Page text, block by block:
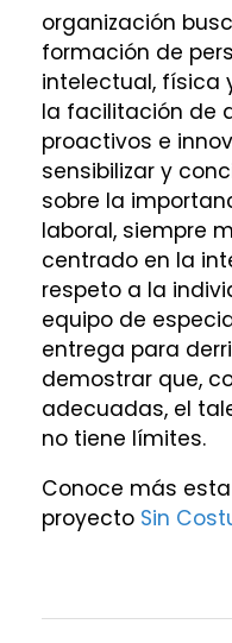
organización
formación de
intelectual, física
la facilitación de
proactivos e
sensibilizar y
sobre la
laboral, siempre
centrado en la
respeto a la
equipo de
entrega para
demostrar que,
adecuadas, el
no tiene límites.
Conoce más esta
proyecto Sin